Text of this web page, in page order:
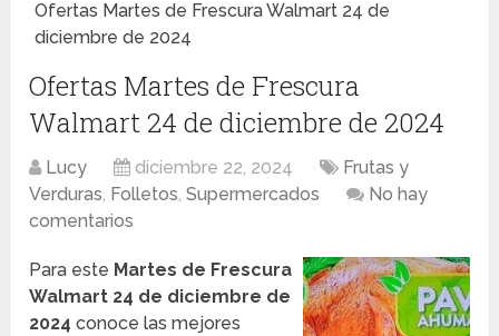
Ofertas Martes de Frescura Walmart 24 de
diciembre de 2024
Ofertas Martes de Frescura
Walmart 24 de diciembre de 2024
Lucy diciembre 22, 2024
Frutas y
Verduras, Folletos,Supermercados
No hay
comentarios
Para este Martes de Frescura
Walmart 24 de diciembre de
2024conoce las mejores